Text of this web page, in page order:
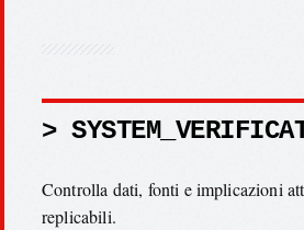
>
Controlla dati, fonti e implicazioni
replicabili.